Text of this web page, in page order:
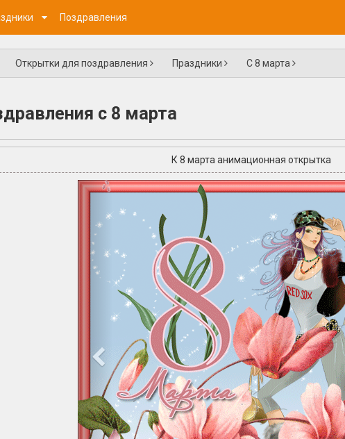
Поздравления
Открытки для поздравления Праздники С 8 марта
с 8 марта
К 8 марта анимационная открытка